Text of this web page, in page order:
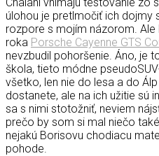
úlohou je pretlmočiť ich dojmy
rozpore s mojím názorom. Ale
roka Porsche Cayenne GTS
nevzbudil pohoršenie. Áno, je
škola, tieto módne
všetko, len nie do lesa a do
dostanete, ale na ich užitie sú
sa s nimi stotožniť, neviem
prečo by som si mal niečo
nejakú Borisovu chodiacu
pohode.